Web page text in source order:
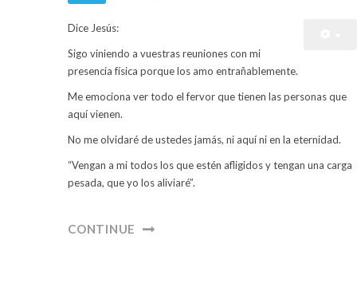
Dice Jesús:
Sigo viniendo a vuestras reuniones con mi
presencia física porque los amo entrañablemente.
Me emociona ver todo el fervor que tienen las personas que
aquí vienen.
No me olvidaré de ustedes jamás, ni aquí ni en la eternidad.
“Vengan a mi todos los que estén afligidos y tengan una carga
pesada, que yo los aliviaré”.
CONTINUE